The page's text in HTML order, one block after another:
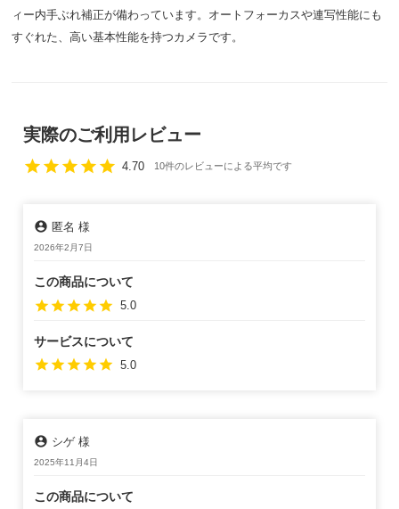
ィー内手ぶれ補正が備わっています。オートフォーカスや連写性能にも
すぐれた、高い基本性能を持つカメラです。
実際のご利用レビュー
starstarstarstarstar 4.70 10件のレビューによる平均です
account_circle 匿名 様
2026年2月7日
この商品について
star star star star star 5.0
サービスについて
star star star star star 5.0
account_circle シゲ 様
2025年11月4日
この商品について